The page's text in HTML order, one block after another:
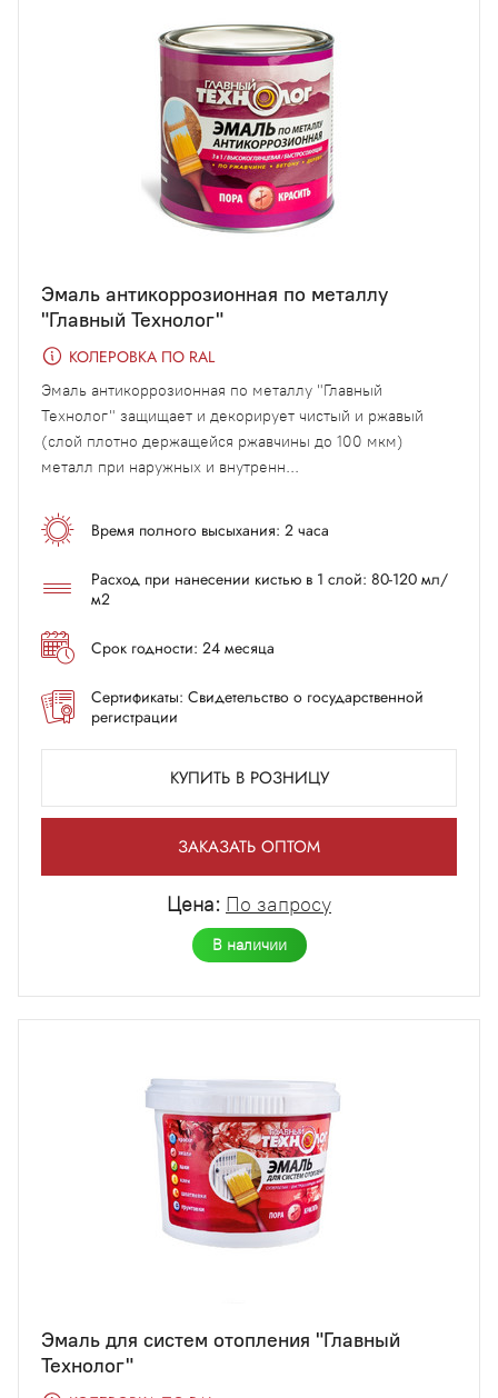
Эмаль антикоррозионная по металлу
"Главный Технолог"
КОЛЕРОВКА ПО RAL
Эмаль антикоррозионная по металлу "Главный
Технолог" защищает и декорирует чистый и ржавый
(слой плотно держащейся ржавчины до 100 мкм)
металл при наружных и внутренн...
Время полного высыхания: 2 часа
Расход при нанесении кистью в 1 слой: 80-120 мл/
м2
Срок годности: 24 месяца
Сертификаты: Свидетельство о государственной
регистрации
КУПИТЬ В РОЗНИЦУ
ЗАКАЗАТЬ ОПТОМ
Цена: По запросу
В наличии
Эмаль для систем отопления "Главный
Технолог"